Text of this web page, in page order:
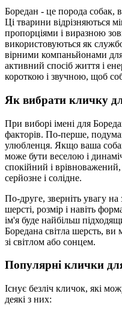
Боредан - це порода собак,
Ці тварини відрізняються
пропорціями і виразною
використовуються як
вірними компаньйонами
активний спосіб життя і
короткою і звучною, щоб
Як вибрати кличку
При виборі імені для
факторів. По-перше,
улюбленця. Якщо ваша
може бути веселою і
спокійний і
серйозне і солідне.
По-друге, зверніть увагу
шерсті, розмір і навіть
ім'я буде найбільш
Боредана світла шерсть,
зі світлом або сонцем.
Популярні клички
Існує безліч кличок, які
деякі з них: